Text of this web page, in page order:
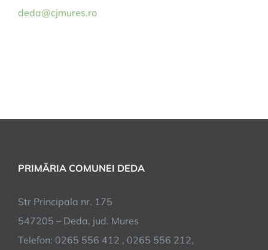
deda@cjmures.ro
PRIMĂRIA COMUNEI DEDA
Str Principala nr. 175
547205 – Deda, jud. Mures
Telefon: 0265 556 412 , 0265 556 212,